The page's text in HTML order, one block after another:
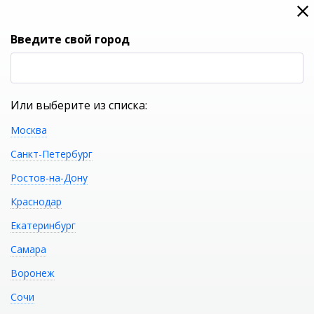
0
Аэромассаж ТРИТОН
Скарлет
Введите свой город
Или выберите из списка:
Москва
Санкт-Петербург
Ростов-на-Дону
Краснодар
Екатеринбург
Самара
Воронеж
Сочи